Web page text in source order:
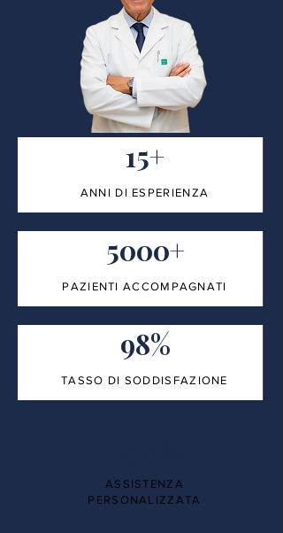
15+
ANNI DI ESPERIENZA
5000+
PAZIENTI ACCOMPAGNATI
98%
TASSO DI SODDISFAZIONE
ASSISTENZA
PERSONALIZZATA